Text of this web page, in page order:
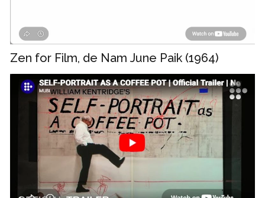
Zen for Film, de Nam June Paik (1964)